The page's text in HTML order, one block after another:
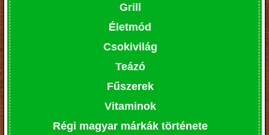
Grill
Életmód
Csokivilág
Teázó
Fűszerek
Vitaminok
Régi magyar márkák története